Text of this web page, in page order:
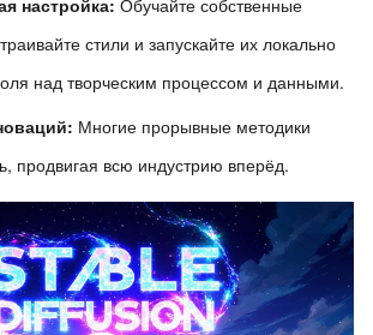
стили и запускайте их локально
над творческим процессом и данными.
Многие прорывные методики
продвигая всю индустрию вперёд.